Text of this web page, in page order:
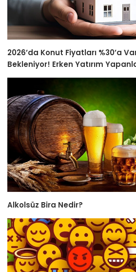
2026’da Konut Fiyatları %30’a
Bekleniyor! Erken Yatırım
Alkolsüz Bira Nedir?